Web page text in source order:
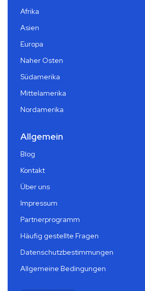
Afrika
Asien
Europa
Naher Osten
Südamerika
Mittelamerika
Nordamerika
Allgemein
Blog
Kontakt
Über uns
Impressum
Partnerprogramm
Häufig gestellte Fragen
Datenschutzbestimmungen
Allgemeine Bedingungen